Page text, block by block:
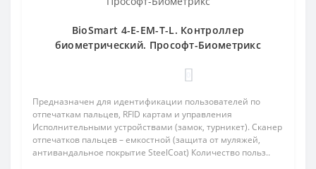
BioSmart 4-E-EM-T-L. Контроллер
биометрический. Прософт-Биометрикс
Предназначен для идентификации пользователей по
отпечаткам пальцев, RFID картам и управления
Исполнительными устройствами (замок, турникет). Сканер
отпечатков пальцев – емкостной (защита от муляжей,
антивандальное покрытие SteelCoat) Количество польз..